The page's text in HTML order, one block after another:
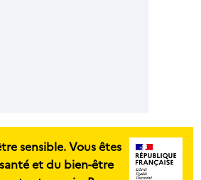
sensible. Vous êtes
et du bien-être